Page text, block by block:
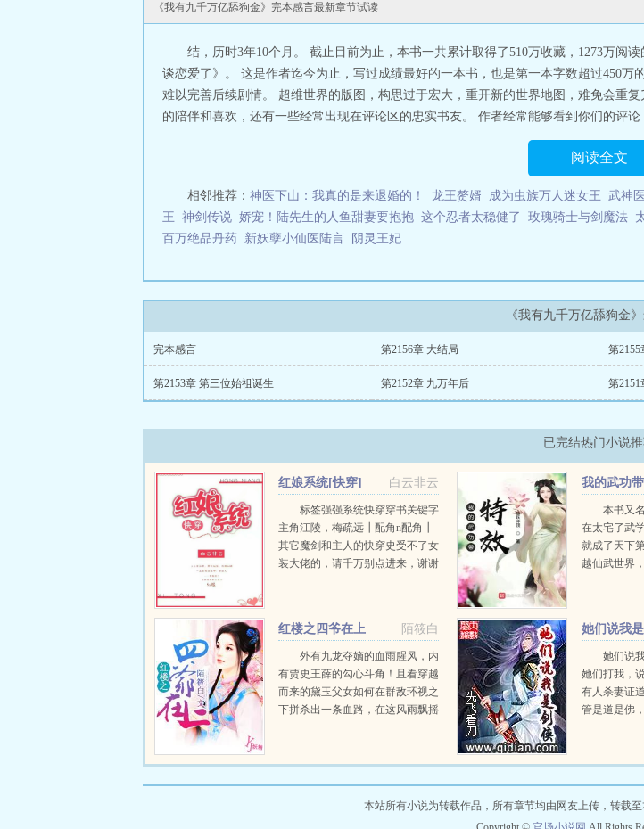
TXT我有九千万亿舔狗金里的林止洛一血
舔狗金徐乐乐扮演者是谁我有九千万亿舔狗金短剧演员表我有
狗金短剧电视剧演员我有九千万亿舔狗金(史上最富神豪)我有九
金第454章
我有九千万亿舔狗金抖音短剧演员表我有九千万亿
九千万亿舔狗金结局是什么
我有九千万亿舔狗金有多少个女主
陈远我有九千万亿舔狗金短剧全集我有九千万亿舔狗金小米儿
认关系我有九千万亿舔狗金等级分布 漫画我有九千万亿舔狗金
我有九千万亿舔狗金无广告我有九
我有九千万亿舔狗金男主背景 我有九千万亿
九千万亿舔狗金漫画下拉式免费我有九千万亿舔狗金TXT精校
我有九千万亿舔狗金短剧在线观看
万亿舔狗金陈远最喜欢的是谁我有九千万亿舔狗金65我有九千
无弹窗
我有九千万亿舔狗金一血是什么时候
亿舔狗金男主拿一血是哪章我有九千万亿舔狗金金我有九千万
我有九千万亿舔狗金林飞TXT
九千万亿舔狗金抖音短剧我有九千万亿舔狗金抖音短剧大结局
我有九千万亿舔狗金男主是谁 开局被甩奖励万亿舔狗金我有
千万亿舔狗金62我有九千万亿舔狗金短剧演员有哪些?我有九千
我有九千万亿舔狗金 txt我有九千万亿舔狗金短剧在线观看全
亿舔狗金系统帮我泡妞小强网我有九千万亿舔狗金等级划分我
我有九千万亿舔狗金(系统帮
有九千万亿舔狗金林飞夏芷梦舔一个女神，你就是舔苟。舔一百
局被甩，觉醒终极舔苟系统，获得舔苟金九千万亿。九千万亿
有九千万亿舔狗金
《我有九千万亿舔狗金》完本感言最新章节试读
结，历时3年10个月。 截止目前为止，本书一共累计取得了510万收藏，1273万阅
谈恋爱了》。 这是作者迄今为止，写过成绩最好的一本书，也是第一本字数超过450万
难以完善后续剧情。 超维世界的版图，构思过于宏大，重开新的世界地图，难免会重
的陪伴和喜欢，还有一些经常出现在评论区的忠实书友。 作者经常能够看到你们的评
阅读全文
相邻推荐： 神医下山：我真的是来退婚的！ 龙王赘婿 成为虫族万人迷女王 武神
王
神剑传说 娇宠！陆先生的人鱼甜妻要抱抱 这个忍者太稳健了 玫瑰骑士与剑魔法
百万绝品丹药
新妖孽小仙医陆言 阴灵王妃
《我有九千万亿舔狗金
完本感言 第2156章 大结局 第
第2153章 第三位始祖诞生 第2152章 九万年后 第
已完结热门小说
白云非云
红娘系统[快穿]
标签强强系统快穿穿书关键字
主角江陵，梅疏远┃配角n配角┃
其它魔剑和主人的快穿史受不了女
装大佬的，请千万别点进来，谢谢
我的武功
本书又
在太宅了武
就成了天下
越仙武世界
陌筱白
红楼之四爷在上
外有九龙夺嫡的血雨腥风，内
有贾史王薛的勾心斗角！且看穿越
而来的黛玉父女如何在群敌环视之
下拼杀出一条血路，在这风雨飘摇
事）已经发布，有宫斗，有魔法，
她们说我
她们说
她们打我，
有人杀妻证
管是道是佛
说。众人狂
本站所有小说为转载作品，所有章节均由网友上传，转载